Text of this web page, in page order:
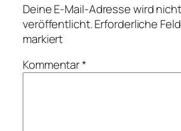
Deine E-Mail-Adresse wird nicht
veröffentlicht.Erforderliche
markiert
Kommentar*